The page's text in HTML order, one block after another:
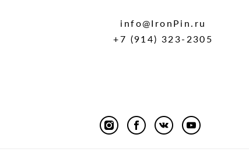
info@IronPin.ru
+7 (914) 323-2305